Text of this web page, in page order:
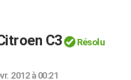
C3 Résolu
2012 à 00:21